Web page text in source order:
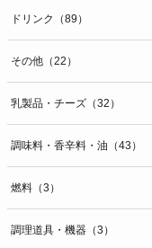
スログ、Cookie（クッ
は、お客様のお名前、
お客様を特定する個人情
個人情報に関する問合わ
〒106-0044 東京都港区
ＦＡＸ：047-401-6847
ドリンク（89）
その他（22）
乳製品・チーズ（32）
調味料・香辛料・油（43）
燃料（3）
調理道具・機器（3）